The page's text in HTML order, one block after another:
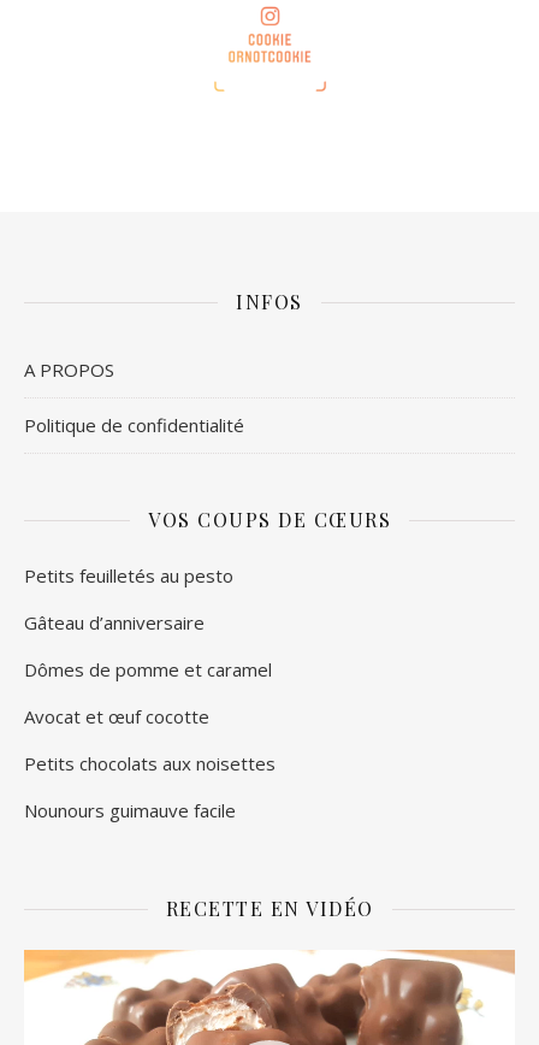
INFOS
A PROPOS
Politique de confidentialité
VOS COUPS DE CŒURS
Petits feuilletés au pesto
Gâteau d’anniversaire
Dômes de pomme et caramel
Avocat et œuf cocotte
Petits chocolats aux noisettes
Nounours guimauve facile
RECETTE EN VIDÉO
Lecteur
vidéo